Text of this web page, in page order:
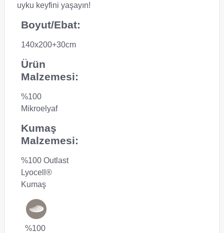
uyku keyfini yaşayın!
Boyut/Ebat:
140x200+30cm
Ürün
Malzemesi:
%100
Mikroelyaf
Kumaş
Malzemesi:
%100 Outlast
Lyocell®
Kumaş
%100